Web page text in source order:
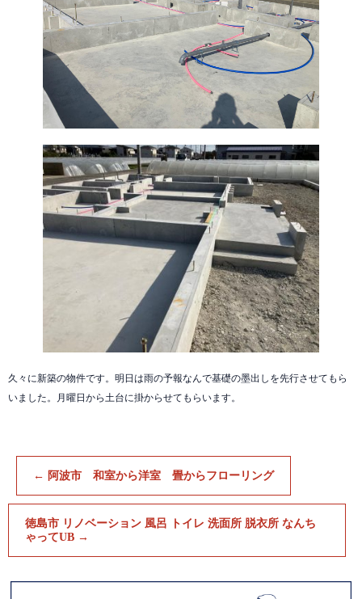
久々に新築の物件です。明日は雨の予報なんで基礎の墨出しを先行させてもら
いました。月曜日から土台に掛からせてもらいます。
← 阿波市 和室から洋室 畳からフローリング
徳島市 リノベーション 風呂 トイレ 洗面所 脱衣所 なんち
ゃってUB →